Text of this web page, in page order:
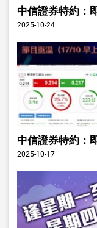
中信證券特約：
2025-10-24
中信證券特約：
2025-10-17